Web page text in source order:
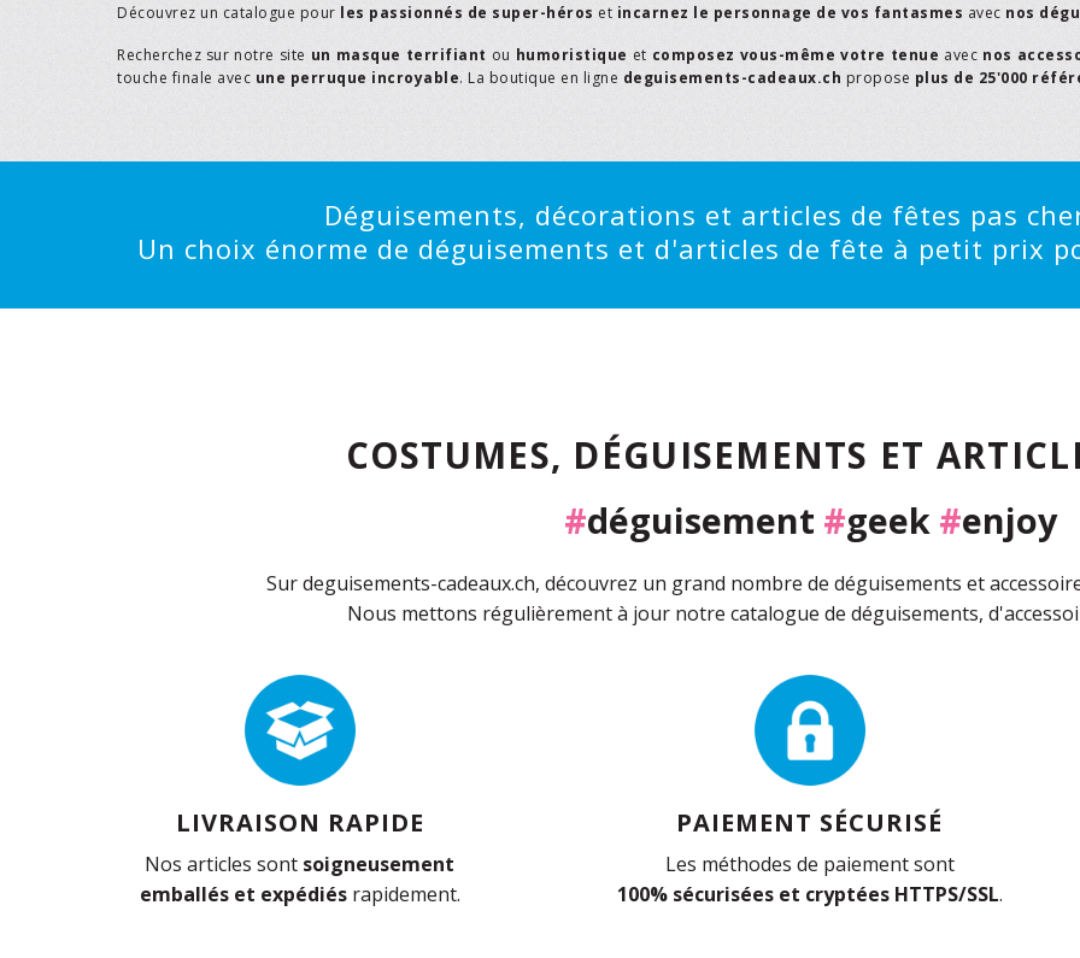
Découvrez un catalogue pour les passionnés de super-héros et incarnez le personnage de vos fantasmes avec nos
Recherchez sur notre site un masque terrifiant ou humoristique et composez vous-même votre tenue avec nos
touche finale avec une perruque incroyable. La boutique en ligne deguisements-cadeaux.ch propose plus de 25'000
Déguisements, décorations et articles de fêtes pas
Un choix énorme de déguisements et d'articles de fête à petit prix
COSTUMES, DÉGUISEMENTS ET
#déguisement #geek #enjoy
Sur deguisements-cadeaux.ch, découvrez un grand nombre de déguisements et
Nous mettons régulièrement à jour notre catalogue de déguisements,
LIVRAISON RAPIDE
Nos articles sont soigneusement
emballés et expédiésrapidement.
PAIEMENT SÉCURISÉ
Les méthodes de paiement sont
100% sécurisées et cryptées HTTPS/SSL.